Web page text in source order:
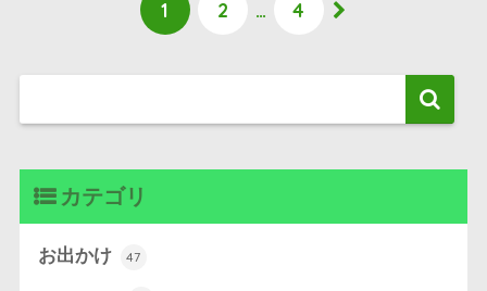
1 2 … 4
カテゴリ
お出かけ 47